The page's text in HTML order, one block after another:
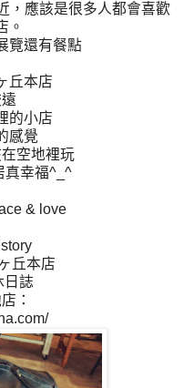
，應該是很多人都會喜歡
。
覽還有餐點
丘本店
的小店
感覺
空地裡玩
真幸福^_^
& love
丘本店
日誌
：